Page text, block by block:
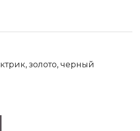
золото, черный